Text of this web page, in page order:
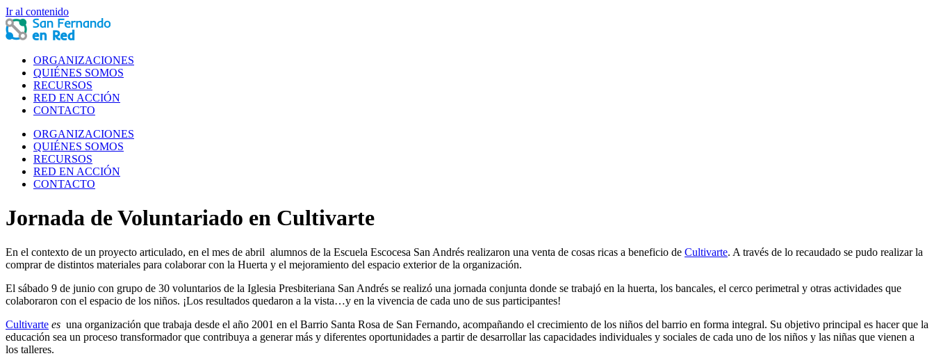
Ir al contenido
ORGANIZACIONES
QUIÉNES SOMOS
RECURSOS
RED EN ACCIÓN
CONTACTO
ORGANIZACIONES
QUIÉNES SOMOS
RECURSOS
RED EN ACCIÓN
CONTACTO
Jornada de Voluntariado en Cultivarte
En el contexto de un proyecto articulado, en el mes de abril alumnos de la Escuela Escocesa San Andrés realizaron una venta de cosas ricas a beneficio de Cultivarte. A través de lo recaudado se pudo realizar la
comprar de distintos materiales para colaborar con la Huerta y el mejoramiento del espacio exterior de la organización.
El sábado 9 de junio con grupo de 30 voluntarios de la Iglesia Presbiteriana San Andrés se realizó una jornada conjunta donde se trabajó en la huerta, los bancales, el cerco perimetral y otras actividades que
colaboraron con el espacio de los niños. ¡Los resultados quedaron a la vista…y en la vivencia de cada uno de sus participantes!
Cultivarte es una organización​ que trabaja desde el año 2001 en el Barrio Santa Rosa de San Fernando, acompañando el crecimiento de los niños del barrio en forma integral. Su objetivo principal es hacer que la
educación sea un proceso transformador que contribuya a generar más y diferentes oportunidades a partir de desarrollar las capacidades individuales y sociales de cada uno de los niños y las niñas que vienen a
los talleres.